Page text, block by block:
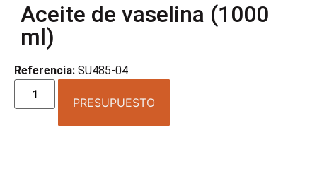
Aceite de vaselina (1000
ml)
Referencia: SU485-04
PRESUPUESTO